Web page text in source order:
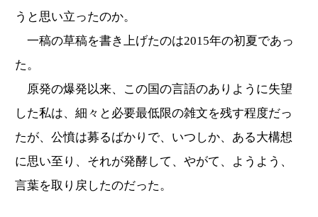
うと思い立ったのか。
一稿の草稿を書き上げたのは2015年の初夏であっ
た。
原発の爆発以来、この国の言語のありように失望
した私は、細々と必要最低限の雑文を残す程度だっ
たが、公憤は募るばかりで、いつしか、ある大構想
に思い至り、それが発酵して、やがて、ようよう、
言葉を取り戻したのだった。